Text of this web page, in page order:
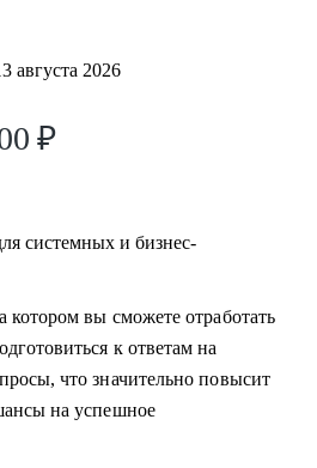
августа 2026
₽
системных и бизнес-
вы сможете отработать
к ответам на
что значительно повысит
на успешное